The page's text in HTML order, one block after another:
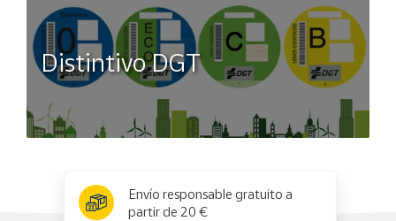
Distintivo DGT
Envío responsable gratuito a
partir de 20 €